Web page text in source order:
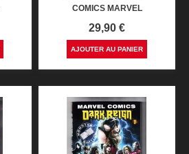
COMICS MARVEL
Prix
29,90 €
AJOUTER AU PANIER